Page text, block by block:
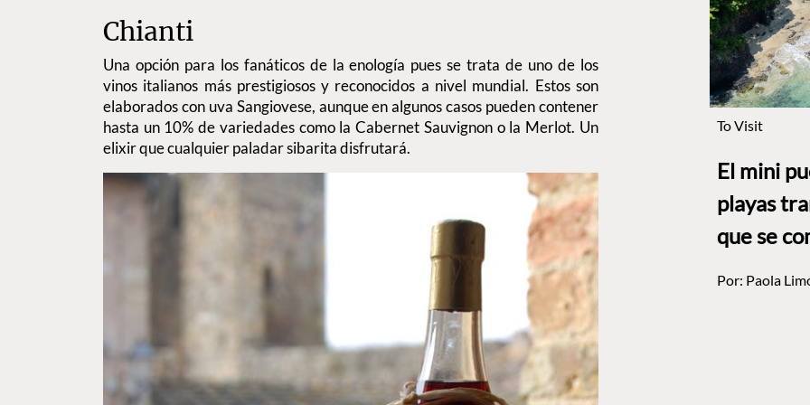
Chianti
Una opción para los fanáticos de la enología pues se trata de uno de los
vinos italianos más prestigiosos y reconocidos a nivel mundial. Estos son
elaborados con uva Sangiovese, aunque en algunos casos pueden contener
hasta un 10% de variedades como la Cabernet Sauvignon o la Merlot. Un
elixir que cualquier paladar sibarita disfrutará.
To Visit
El mini
playas
que se
Por: Paola